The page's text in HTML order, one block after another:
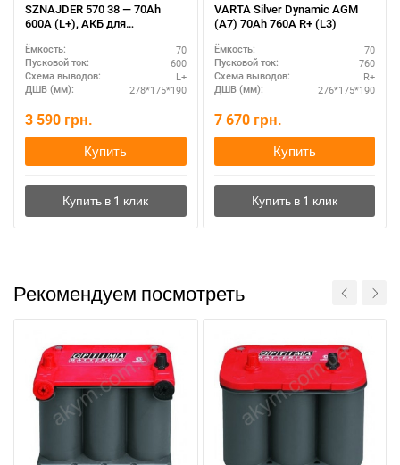
SZNAJDER 570 38 — 70Ah
600A (L+), АКБ для
авто
Ёмкость: 70
Пусковой ток: 600
Схема выводов: L+
ДШВ (мм): 278*175*190
3 590 грн.
Купить
VARTA Silver Dynamic AGM
(A7) 70Ah 760А R+ (L3)
Ёмкость: 70
Пусковой ток: 760
Схема выводов: R+
ДШВ (мм): 276*175*190
7 670 грн.
Купить
Рекомендуем посмотреть